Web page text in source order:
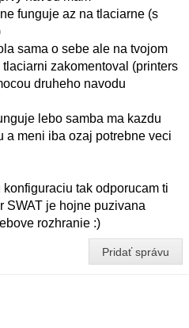
funguje az na tlaciarne (s
sama o sebe ale na tvojom
zakomentoval (printers
druheho navodu
lebo samba ma kazdu
a meni iba ozaj potrebne veci
tak odporucam ti
SWAT je hojne puzivana
rozhranie :)
Pridať správu